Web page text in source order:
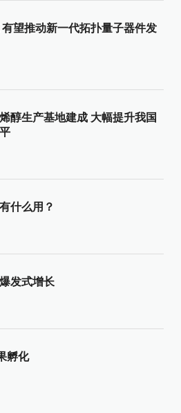
望推动新一代拓扑量子器件发
醇生产基地建成 大幅提升我国
什么用？
发式增长
孵化